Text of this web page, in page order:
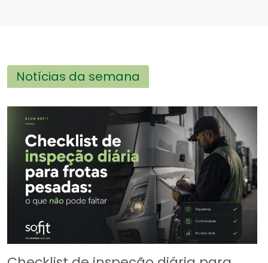
Notícias da semana